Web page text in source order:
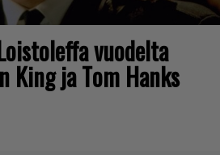
vuodelta
King ja Tom Hanks